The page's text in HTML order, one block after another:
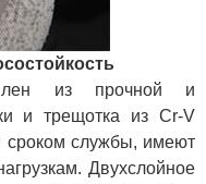
из прочной и
и трещотка из Cr-V
сроком службы, имеют
Двухслойное